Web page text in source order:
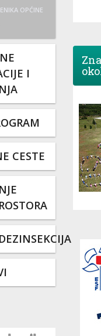
OPĆINE
I
CESTE